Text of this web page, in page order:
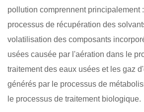
pollution comprennent principalement
processus de récupération des
volatilisation des composants
usées causée par l'aération dans le
traitement des eaux usées et les gaz
générés par le processus de
le processus de traitement biologique.